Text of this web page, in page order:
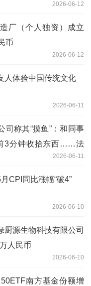
2026-06-12
厂（个人独资）成立
币
2026-06-12
人体验中国传统文化
2026-06-11
司称其“摸鱼”：和同事
3分钟收拾东西……法
2026-06-11
CPI同比涨幅“破4”
2026-06-10
厨源生物科技有限公司
人民币
2026-06-10
南方基金份额增